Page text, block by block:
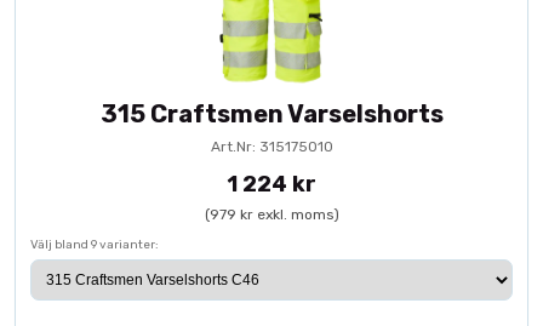
315 Craftsmen Varselshorts
Art.Nr: 315175010
1 224 kr
(979 kr exkl. moms)
Välj bland 9 varianter: